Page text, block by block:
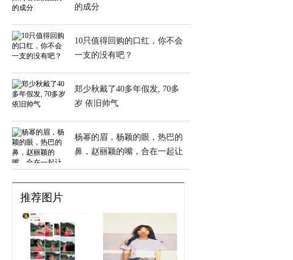
的成分
10只值得回购的口红，你不会
一支的没有吧？
郑少秋戴了40多年假发, 70多
岁 依旧帅气
杨幂的眉，杨颖的眼，热巴的
鼻，赵丽颖的嘴，合在一起让
推荐图片